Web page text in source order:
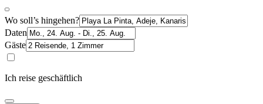
Wo soll’s hingehen?
Daten
Gäste
Ich reise geschäftlich